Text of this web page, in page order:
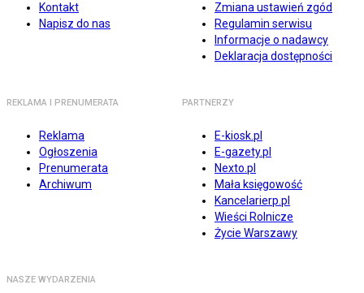
Kontakt
Napisz do nas
Zmiana ustawień zgód
Regulamin serwisu
Informacje o nadawcy
Deklaracja dostępności
REKLAMA I PRENUMERATA
Reklama
Ogłoszenia
Prenumerata
Archiwum
PARTNERZY
E-kiosk.pl
E-gazety.pl
Nexto.pl
Mała księgowość
Kancelarierp.pl
Wieści Rolnicze
Życie Warszawy
NASZE WYDARZENIA